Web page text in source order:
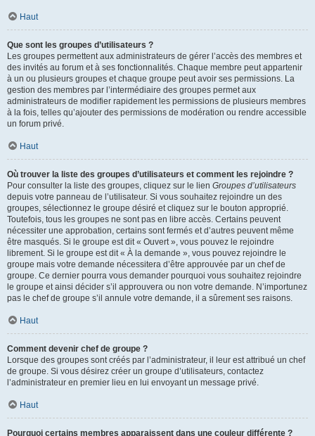
Haut
Que sont les groupes d’utilisateurs ?
Les groupes permettent aux administrateurs de gérer l’accès des membres et
des invités au forum et à ses fonctionnalités. Chaque membre peut appartenir
à un ou plusieurs groupes et chaque groupe peut avoir ses permissions. La
gestion des membres par l’intermédiaire des groupes permet aux
administrateurs de modifier rapidement les permissions de plusieurs membres
à la fois, telles qu’ajouter des permissions de modération ou rendre accessible
un forum privé.
Haut
Où trouver la liste des groupes d’utilisateurs et comment les rejoindre ?
Pour consulter la liste des groupes, cliquez sur le lien Groupes d’utilisateurs
depuis votre panneau de l’utilisateur. Si vous souhaitez rejoindre un des
groupes, sélectionnez le groupe désiré et cliquez sur le bouton approprié.
Toutefois, tous les groupes ne sont pas en libre accès. Certains peuvent
nécessiter une approbation, certains sont fermés et d’autres peuvent même
être masqués. Si le groupe est dit « Ouvert », vous pouvez le rejoindre
librement. Si le groupe est dit « À la demande », vous pouvez rejoindre le
groupe mais votre demande nécessitera d’être approuvée par un chef de
groupe. Ce dernier pourra vous demander pourquoi vous souhaitez rejoindre
le groupe et ainsi décider s’il approuvera ou non votre demande. N’importunez
pas le chef de groupe s’il annule votre demande, il a sûrement ses raisons.
Haut
Comment devenir chef de groupe ?
Lorsque des groupes sont créés par l’administrateur, il leur est attribué un chef
de groupe. Si vous désirez créer un groupe d’utilisateurs, contactez
l’administrateur en premier lieu en lui envoyant un message privé.
Haut
Pourquoi certains membres apparaissent dans une couleur différente ?